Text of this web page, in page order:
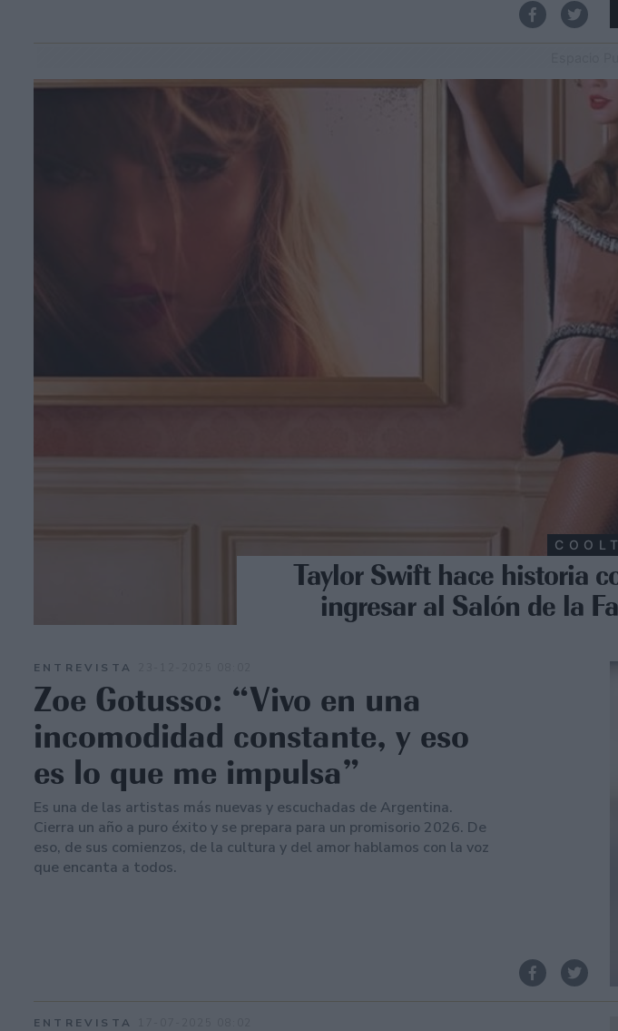
Taylor Swift hace historia
ingresar al Salón de la
ENTREVISTA
Zoe Gotusso: “Vivo en una
incomodidad constante, y eso
es lo que me impulsa”
Es una de las artistas más nuevas y escuchadas de Argentina.
Cierra un año a puro éxito y se prepara para un promisorio 2026. De
eso, de sus comienzos, de la cultura y del amor hablamos con la voz
que encanta a todos.
ENTREVISTA